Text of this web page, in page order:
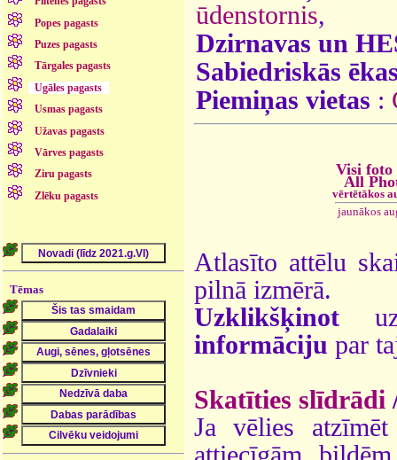
Popes pagasts
Puzes pagasts
Tārgales pagasts
Ugāles pagasts
Usmas pagasts
Užavas pagasts
Vārves pagasts
Ziru pagasts
Zlēku pagasts
Tēmas
ūdenstornis,
Dzirnavas un
Sabiedriskās
Piemiņas vietas :
Visi foto
All
vērtētākos
jaunākos
Atlasīto attēlu
pilnā izmērā.
Uzklikšķinot
informāciju par
Skatīties slīdrādi
Ja vēlies